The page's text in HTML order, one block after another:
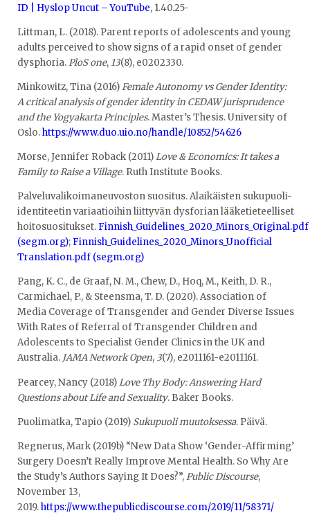
ID | Hyslop Uncut – YouTube, 1.40.25-
Littman, L. (2018). Parent reports of adolescents and young
adults perceived to show signs of a rapid onset of gender
dysphoria.PloS one, 13(8), e0202330.
Minkowitz, Tina (2016)Female Autonomy vs Gender Identity:
A critical analysis of gender identity in CEDAW jurisprudence
and the Yogyakarta Principles. Master’s Thesis. University of
Oslo.https://www.duo.uio.no/handle/10852/54626
Morse, Jennifer Roback (2011)Love & Economics: It takes a
Family to Raise a Village. Ruth Institute Books.
Palveluvalikoimaneuvoston suositus. Alaikäisten sukupuoli-
identiteetin variaatioihin liittyvän dysforian lääketieteelliset
hoitosuositukset. Finnish_Guidelines_2020_Minors_Original.pdf
(segm.org); Finnish_Guidelines_2020_Minors_Unofficial
Translation.pdf (segm.org)
Pang, K. C., de Graaf, N. M., Chew, D., Hoq, M., Keith, D. R.,
Carmichael, P., & Steensma, T. D. (2020). Association of
Media Coverage of Transgender and Gender Diverse Issues
With Rates of Referral of Transgender Children and
Adolescents to Specialist Gender Clinics in the UK and
Australia. JAMA Network Open, 3(7), e2011161-e2011161.
Pearcey, Nancy (2018)Love Thy Body: Answering Hard
Questions about Life and Sexuality. Baker Books.
Puolimatka, Tapio (2019) Sukupuoli muutoksessa. Päivä.
Regnerus, Mark (2019b) “New Data Show ‘Gender-Affirming’
Surgery Doesn’t Really Improve Mental Health. So Why Are
the Study’s Authors Saying It Does?”,Public Discourse,
November 13,
2019.https://www.thepublicdiscourse.com/2019/11/58371/